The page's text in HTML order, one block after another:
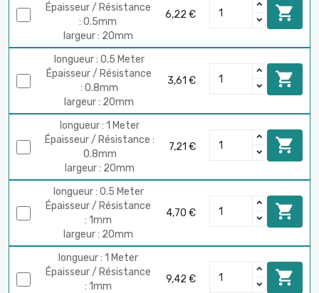
Épaisseur / Résistance
: 0.5mm
largeur : 20mm
6,22 € 
longueur : 0.5 Meter
Épaisseur / Résistance
: 0.8mm
largeur : 20mm
3,61 € 
longueur : 1 Meter
Épaisseur / Résistance :
0.8mm
largeur : 20mm
7,21 € 
longueur : 0.5 Meter
Épaisseur / Résistance
: 1mm
largeur : 20mm
4,70 € 
longueur : 1 Meter
Épaisseur / Résistance
: 1mm
9,42 € 